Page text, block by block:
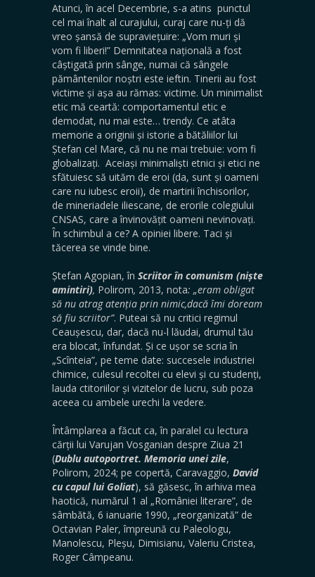
Atunci, în acel Decembrie, s-a atins punctul
cel mai înalt al curajului, curaj care nu-ți dă
vreo șansă de supraviețuire: „Vom muri și
vom fi liberi!” Demnitatea națională a fost
câștigată prin sânge, numai că sângele
pământenilor noștri este ieftin. Tinerii au fost
victime și așa au rămas: victime. Un minimalist
etic mă ceartă: comportamentul etic e
demodat, nu mai este… trendy. Ce atâta
memorie a originii și istorie a bătăliilor lui
Ștefan cel Mare, că nu ne mai trebuie: vom fi
globalizați. Aceiași minimaliști etnici și etici ne
sfătuiesc să uităm de eroi (da, sunt și oameni
care nu iubesc eroii), de martirii închisorilor,
de mineriadele iliescane, de erorile colegiului
CNSAS, care a învinovățit oameni nevinovați.
În schimbul a ce? A opiniei libere. Taci și
tăcerea se vinde bine.
Ștefan Agopian, în Scriitor în comunism (niște
amintiri), Polirom, 2013, nota: „eram obligat
să nu atrag atenția prin nimic,dacă îmi doream
să fiu scriitor”. Puteai să nu critici regimul
Ceaușescu, dar, dacă nu-l lăudai, drumul tău
era blocat, înfundat. Și ce ușor se scria în
„Scînteia”, pe teme date: succesele industriei
chimice, culesul recoltei cu elevi și cu studenți,
lauda ctitoriilor și vizitelor de lucru, sub poza
aceea cu ambele urechi la vedere.
Întâmplarea a făcut ca, în paralel cu lectura
cărții lui Varujan Vosganian despre Ziua 21
(Dublu autoportret. Memoria unei zile,
Polirom, 2024; pe copertă, Caravaggio, David
cu capul lui Goliat), să găsesc, în arhiva mea
haotică, numărul 1 al „României literare”, de
sâmbătă, 6 ianuarie 1990, „reorganizată” de
Octavian Paler, împreună cu Paleologu,
Manolescu, Pleșu, Dimisianu, Valeriu Cristea,
Roger Câmpeanu.